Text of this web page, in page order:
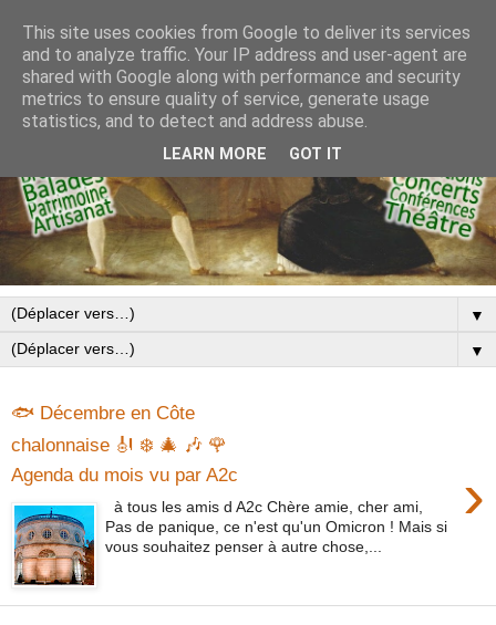
▼
▼
🐟 Décembre en Côte
chalonnaise 🎻 ❄️ 🎄 🎶 🌹
Agenda du mois vu par A2c
›
à tous les amis d A2c Chère amie, cher ami,
Pas de panique, ce n'est qu'un Omicron ! Mais si
vous souhaitez penser à autre chose,...
This site uses cookies from Google to deliver its services
and to analyze traffic. Your IP address and user-agent are
shared with Google along with performance and security
metrics to ensure quality of service, generate usage
statistics, and to detect and address abuse.
LEARN MORE GOT IT